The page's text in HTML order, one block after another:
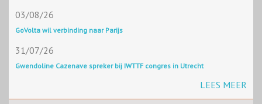
03/08/26
GoVolta wil verbinding naar Parijs
31/07/26
Gwendoline Cazenave spreker bij IWTTF congres in Utrecht
LEES MEER